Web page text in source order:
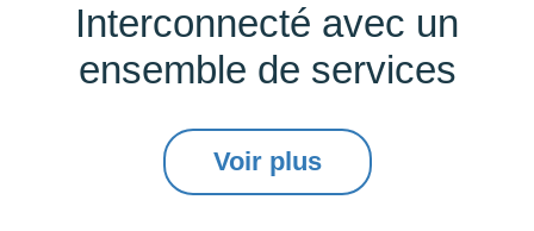
Interconnecté avec un
ensemble de services
Voir plus